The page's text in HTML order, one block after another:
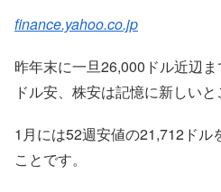
finance.yahoo.co.jp
昨年末に一旦26,000ドル近辺
ドル安、株安は記憶に新しいと
1月には52週安値の21,712ドル
ことです。